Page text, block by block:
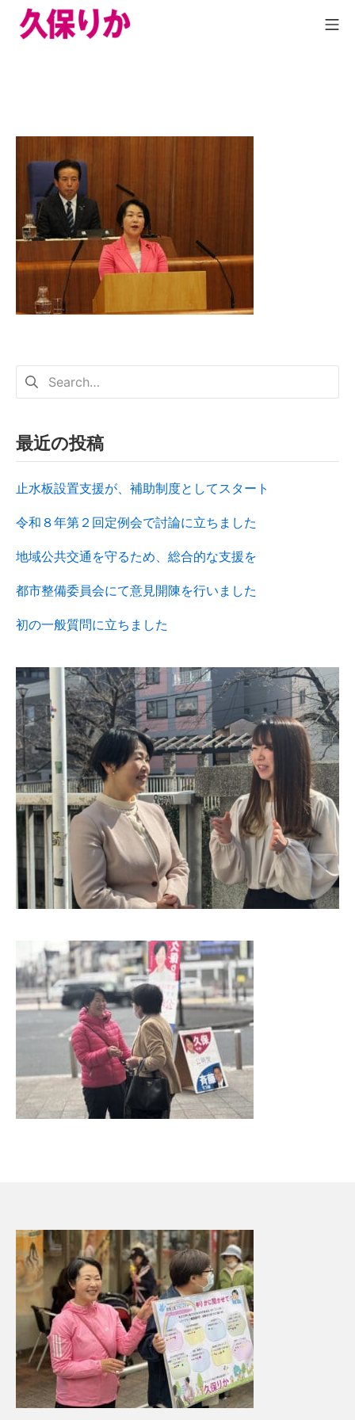
最近の投稿
止水板設置支援が、補助制度としてスタート
令和８年第２回定例会で討論に立ちました
地域公共交通を守るため、総合的な支援を
都市整備委員会にて意見開陳を行いました
初の一般質問に立ちました